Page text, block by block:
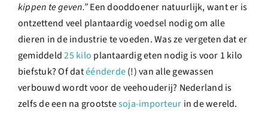
kippen te geven.”Een dooddoener natuurlijk, want er is
ontzettend veel plantaardig voedsel nodig om alle
dieren in de industrie te voeden. Was ze vergeten dat er
gemiddeld25 kilo plantaardig eten nodig is voor 1 kilo
biefstuk? Of datéénderde(!) van alle gewassen
verbouwd wordt voor de veehouderij? Nederland is
zelfs de een na grootstesoja-importeur in de wereld.